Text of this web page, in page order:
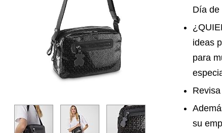
Día de
ideas
para
su